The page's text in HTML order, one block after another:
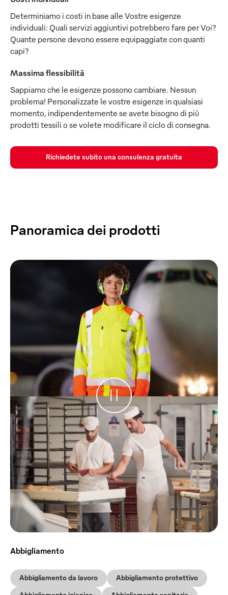
Determiniamo i costi in base alle Vostre esigenze
individuali: Quali servizi aggiuntivi potrebbero fare per Voi?
Quante persone devono essere equipaggiate con quanti
capi?
Massima flessibilità
Sappiamo che le esigenze possono cambiare. Nessun
problema! Personalizzate le vostre esigenze in qualsiasi
momento, indipendentemente se avete bisogno di più
prodotti tessili o se volete modificare il ciclo di consegna.
Richiedete subito una consulenza gratuita
Panoramica dei prodotti
Abbigliamento
Abbigliamento da lavoro
Abbigliamento protettivo